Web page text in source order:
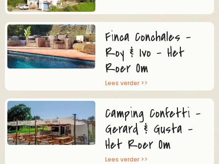
Finca Conchales –
Roy & Ivo – Het
Roer Om
Lees verder >>
Camping Confetti –
Gerard & Gusta –
Het Roer Om
Lees verder >>